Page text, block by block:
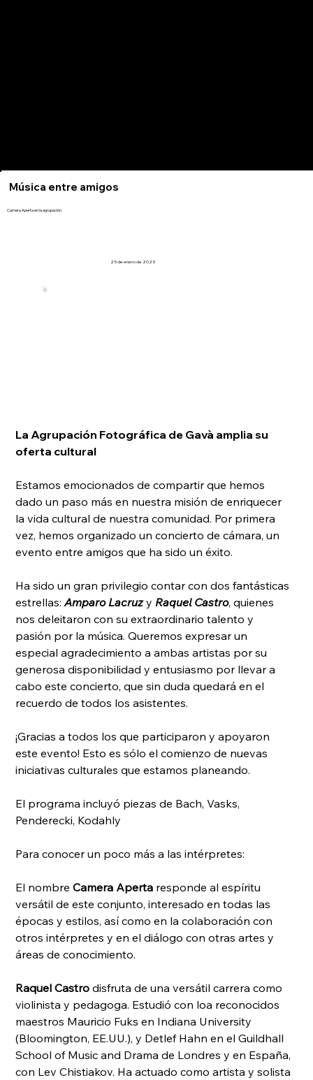
Música entre amigos
Camera Aperta en la agrupación
25 de enero de 2025
La Agrupación Fotográfica de Gavà amplia su
oferta cultural
Estamos emocionados de compartir que hemos
dado un paso más en nuestra misión de enriquecer
la vida cultural de nuestra comunidad. Por primera
vez, hemos organizado un concierto de cámara, un
evento entre amigos que ha sido un éxito.
Ha sido un gran privilegio contar con dos fantásticas
estrellas: Amparo Lacruz y Raquel Castro, quienes
nos deleitaron con su extraordinario talento y
pasión por la música. Queremos expresar un
especial agradecimiento a ambas artistas por su
generosa disponibilidad y entusiasmo por llevar a
cabo este concierto, que sin duda quedará en el
recuerdo de todos los asistentes.
¡Gracias a todos los que participaron y apoyaron
este evento! Esto es sólo el comienzo de nuevas
iniciativas culturales que estamos planeando.
El programa incluyó piezas de Bach, Vasks,
Penderecki, Kodahly
Para conocer un poco más a las intérpretes:
El nombre Camera Aperta responde al espíritu
versátil de este conjunto, interesado en todas las
épocas y estilos, así como en la colaboración con
otros intérpretes y en el diálogo con otras artes y
áreas de conocimiento.
Raquel Castro disfruta de una versátil carrera como
violinista y pedagoga. Estudió con loa reconocidos
maestros Mauricio Fuks en Indiana University
(Bloomington, EE.UU.), y Detlef Hahn en el Guildhall
School of Music and Drama de Londres y en España,
con Lev Chistiakov. Ha actuado como artista y solista